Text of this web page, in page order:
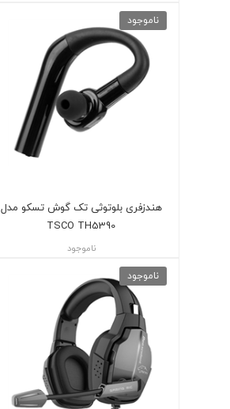
ناموجود
هندزفری بلوتوثی تک گوش تسکو مدل
TSCO TH5390
ناموجود
ناموجود